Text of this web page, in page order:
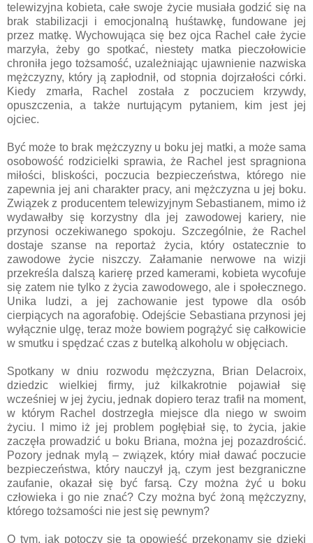
telewizyjna kobieta, całe swoje życie musiała godzić się na
brak stabilizacji i emocjonalną huśtawkę, fundowane jej
przez matkę. Wychowująca się bez ojca Rachel całe życie
marzyła, żeby go spotkać, niestety matka pieczołowicie
chroniła jego tożsamość, uzależniając ujawnienie nazwiska
mężczyzny, który ją zapłodnił, od stopnia dojrzałości córki.
Kiedy zmarła, Rachel została z poczuciem krzywdy,
opuszczenia, a także nurtującym pytaniem, kim jest jej
ojciec.
Być może to brak mężczyzny u boku jej matki, a może sama
osobowość rodzicielki sprawia, że Rachel jest spragniona
miłości, bliskości, poczucia bezpieczeństwa, którego nie
zapewnia jej ani charakter pracy, ani mężczyzna u jej boku.
Związek z producentem telewizyjnym Sebastianem, mimo iż
wydawałby się korzystny dla jej zawodowej kariery, nie
przynosi oczekiwanego spokoju. Szczególnie, że Rachel
dostaje szanse na reportaż życia, który ostatecznie to
zawodowe życie niszczy. Załamanie nerwowe na wizji
przekreśla dalszą karierę przed kamerami, kobieta wycofuje
się zatem nie tylko z życia zawodowego, ale i społecznego.
Unika ludzi, a jej zachowanie jest typowe dla osób
cierpiących na agorafobię. Odejście Sebastiana przynosi jej
wyłącznie ulgę, teraz może bowiem pogrążyć się całkowicie
w smutku i spędzać czas z butelką alkoholu w objęciach.
Spotkany w dniu rozwodu mężczyzna, Brian Delacroix,
dziedzic wielkiej firmy, już kilkakrotnie pojawiał się
wcześniej w jej życiu, jednak dopiero teraz trafił na moment,
w którym Rachel dostrzegła miejsce dla niego w swoim
życiu. I mimo iż jej problem pogłębiał się, to życia, jakie
zaczęła prowadzić u boku Briana, można jej pozazdrościć.
Pozory jednak mylą – związek, który miał dawać poczucie
bezpieczeństwa, który nauczył ją, czym jest bezgraniczne
zaufanie, okazał się być farsą. Czy można żyć u boku
człowieka i go nie znać? Czy można być żoną mężczyzny,
którego tożsamości nie jest się pewnym?
O tym, jak potoczy się ta opowieść przekonamy się dzięki